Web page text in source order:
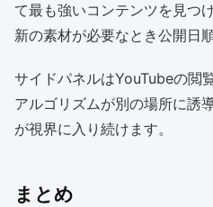
て最も強いコンテンツを見つ
新の素材が必要なとき公開日
サイドパネルはYouTubeの閲
アルゴリズムが別の場所に誘
が視界に入り続けます。
まとめ